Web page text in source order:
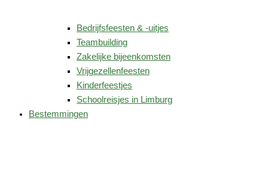
Bedrijfsfeesten & -uitjes
Teambuilding
Zakelijke bijeenkomsten
Vrijgezellenfeesten
Kinderfeestjes
Schoolreisjes in Limburg
Bestemmingen